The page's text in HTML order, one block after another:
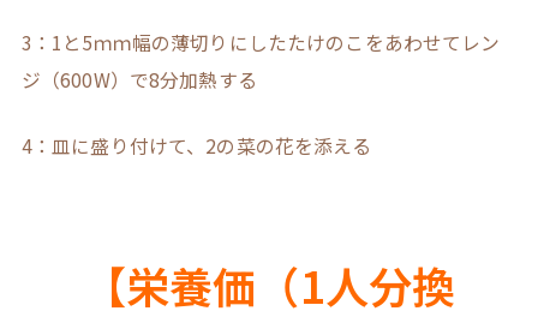
3：1と5ｍｍ幅の薄切りにしたたけのこをあわせてレン
ジ（600W）で8分加熱する
4：皿に盛り付けて、2の菜の花を添える
【栄養価（1人分換